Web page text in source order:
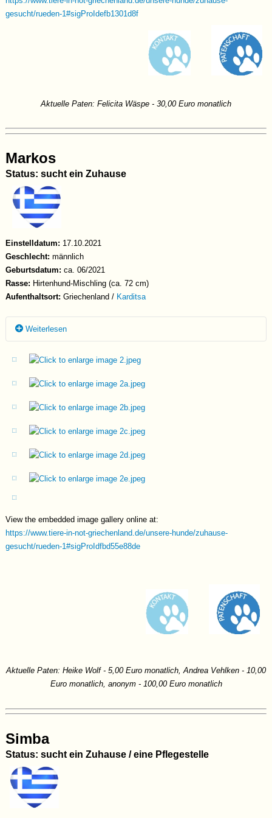
ländlichen Raum, die sein sanftes Wesen zu schätzen wissen.
gesucht/rueden-1#sigProIdefb1301d8f
Aktuelle Paten: Felicita Wäspe - 30,00 Euro monatlich
Markos
Status: sucht ein Zuhause
Einstelldatum: 17.10.2021
Geschlecht:männlich
Geburtsdatum: ca. 06/2021
Rasse: Hirtenhund-Mischling (ca. 72 cm)
Aufenthaltsort: Griechenland / Karditsa
Weiterlesen
Vorgeschichte
Motorrad-Touristen entdeckt. Die beiden liefen ohne ihre Mutter
verzweifelt nach Futter. Der Finder bat sofort um Hilfe, woraufhin Evi
sich umgehend auf den Weg machte, um die beiden zu sichern.
Markos konnte direkt eingefangen werden, seine Schwester folgte
einen Tag später. Während Markela bereits ein Zuhause in
Chance.
Markos hat sich zu einem beeindruckenden, stattlichen Rüden
entwickelt, der nicht nur optisch, sondern auch charakterlich seine
Gene deutlich zeigt. Er ist freundlich und sozial mit anderen Hunden
genießt dann auch ruhige Streicheleinheiten. Typisch für einen Hund
mit molosser- bzw. herdenschutzhundnahen Anteilen bringt Markos
ein hohes Maß an Eigenständigkeit, Wachsamkeit und innerer Ruhe
sich daher nicht für ein Leben in städtischer Reizüberflutung oder bei
unerfahrenen Haltern. In der richtigen Umgebung zeigt er jedoch
genau die Qualitäten, die diese Hunde so besonders machen:
Loyalität, Verlässlichkeit und eine enge Bindung an „seine“
Menschen.
View the embedded image gallery online at:
https://www.tiere-in-not-griechenland.de/unsere-hunde/zuhause-
gesucht/rueden-1#sigProIdfbd55e88de
Aktuelle Paten: Heike Wolf - 5,00 Euro monatlich, Andrea Vehlken - 10,00
Euro monatlich, anonym - 100,00 Euro monatlich
Simba
Status: sucht ein Zuhause / eine Pflegestelle